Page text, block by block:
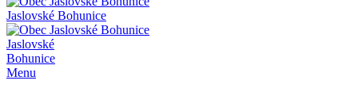
Jaslovské Bohunice
Jaslovské
Bohunice
Menu